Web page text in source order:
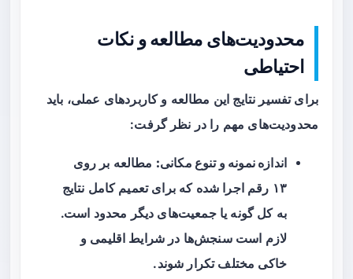
محدودیت‌های مطالعه و نکات
احتیاطی
برای تفسیر نتایج این مطالعه و کاربردهای عملی، باید
محدودیت‌های مهم را در نظر گرفت:
اندازه نمونه و تنوع مکانی: مطالعه بر روی
۱۳ رقم اجرا شده که برای تعمیم کامل نتایج
به کل گونه یا جمعیت‌های دیگر محدود است.
لازم است سنجش‌ها در شرایط اقلیمی و
خاکی مختلف تکرار شوند.